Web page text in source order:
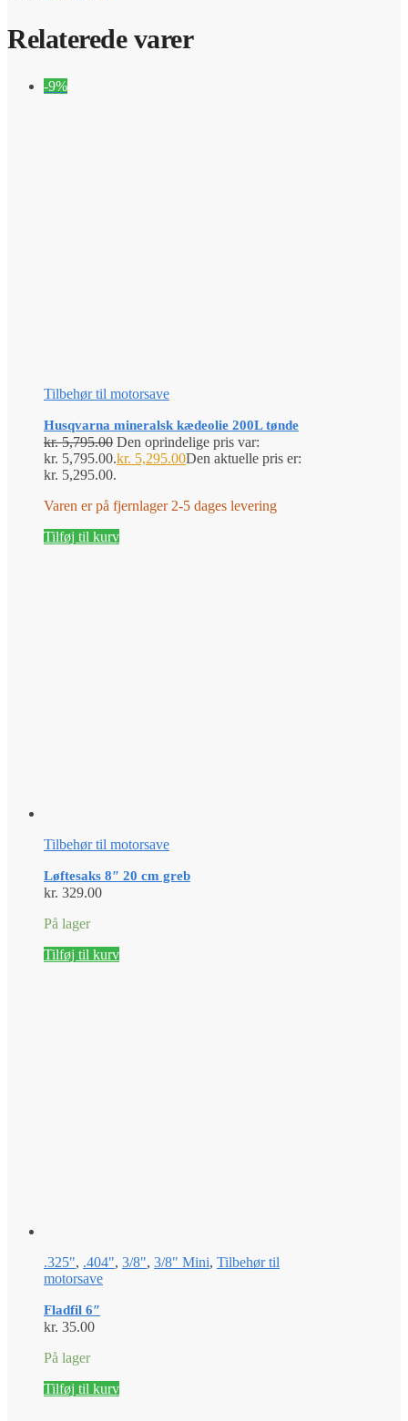
Relaterede varer
-9%
Tilbehør til motorsave
Husqvarna mineralsk kædeolie 200L tønde
kr.5,795.00 Den oprindelige pris var:
kr. 5,795.00.kr. 5,295.00Den aktuelle pris er:
kr. 5,295.00.
Varen er på fjernlager 2-5 dages levering
Tilføj til kurv
Tilbehør til motorsave
Løftesaks 8″ 20 cm greb
kr. 329.00
På lager
Tilføj til kurv
.325", .404", 3/8", 3/8" Mini, Tilbehør til
motorsave
Fladfil 6″
kr. 35.00
På lager
Tilføj til kurv